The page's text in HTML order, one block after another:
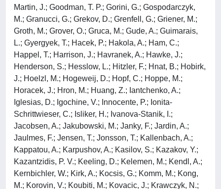
Martin, J.; Goodman, T. P.; Gorini, G.; Gospodarczyk,
M.; Granucci, G.; Grekov, D.; Grenfell, G.; Griener, M.;
Groth, M.; Grover, O.; Gruca, M.; Gude, A.; Guimarais,
L.; Gyergyek, T.; Hacek, P.; Hakola, A.; Ham, C.;
Happel, T.; Harrison, J.; Havranek, A.; Hawke, J.;
Henderson, S.; Hesslow, L.; Hitzler, F.; Hnat, B.; Hobirk,
J.; Hoelzl, M.; Hogeweij, D.; Hopf, C.; Hoppe, M.;
Horacek, J.; Hron, M.; Huang, Z.; Iantchenko, A.;
Iglesias, D.; Igochine, V.; Innocente, P.; Ionita-
Schrittwieser, C.; Isliker, H.; Ivanova-Stanik, I.;
Jacobsen, A.; Jakubowski, M.; Janky, F.; Jardin, A.;
Jaulmes, F.; Jensen, T.; Jonsson, T.; Kallenbach, A.;
Kappatou, A.; Karpushov, A.; Kasilov, S.; Kazakov, Y.;
Kazantzidis, P. V.; Keeling, D.; Kelemen, M.; Kendl, A.;
Kernbichler, W.; Kirk, A.; Kocsis, G.; Komm, M.; Kong,
M.; Korovin, V.; Koubiti, M.; Kovacic, J.; Krawczyk, N.;